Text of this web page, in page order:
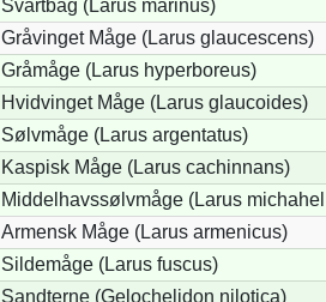
Svartbag (Larus marinus)
Gråvinget Måge (Larus glaucescens)
Gråmåge (Larus hyperboreus)
Hvidvinget Måge (Larus glaucoides)
Sølvmåge (Larus argentatus)
Kaspisk Måge (Larus cachinnans)
Middelhavssølvmåge (Larus
Armensk Måge (Larus armenicus)
Sildemåge (Larus fuscus)
Sandterne (Gelochelidon nilotica)